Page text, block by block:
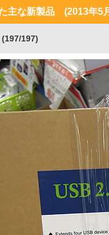
主な新製品 (2013年5
(197/197)